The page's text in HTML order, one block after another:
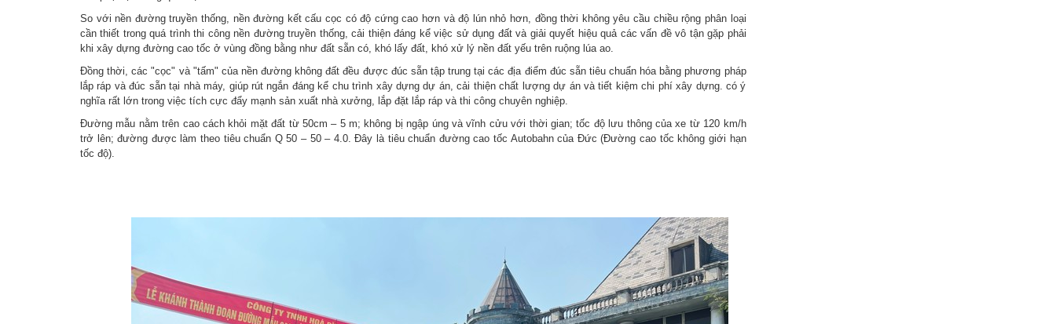
So với nền đường truyền thống, nền đường kết cấu cọc có độ cứng cao hơn và độ lún nhỏ hơn, đồng thời không yêu cầu chiều rộng phân loại
cần thiết trong quá trình thi công nền đường truyền thống, cải thiện đáng kể việc sử dụng đất và giải quyết hiệu quả các vấn đề vô tận gặp phải
khi xây dựng đường cao tốc ở vùng đồng bằng như đất sẵn có, khó lấy đất, khó xử lý nền đất yếu trên ruộng lúa ao.
Đồng thời, các "cọc" và "tấm" của nền đường không đất đều được đúc sẵn tập trung tại các địa điểm đúc sẵn tiêu chuẩn hóa bằng phương pháp
lắp ráp và đúc sẵn tại nhà máy, giúp rút ngắn đáng kể chu trình xây dựng dự án, cải thiện chất lượng dự án và tiết kiệm chi phí xây dựng. có ý
nghĩa rất lớn trong việc tích cực đẩy mạnh sản xuất nhà xưởng, lắp đặt lắp ráp và thi công chuyên nghiệp.
Đường mẫu nằm trên cao cách khỏi mặt đất từ 50cm – 5 m; không bị ngập úng và vĩnh cửu với thời gian; tốc độ lưu thông của xe từ 120 km/h
trở lên; đường được làm theo tiêu chuẩn Q 50 – 50 – 4.0. Đây là tiêu chuẩn đường cao tốc Autobahn của Đức (Đường cao tốc không giới hạn
tốc độ).